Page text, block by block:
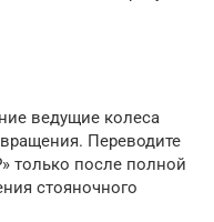
ведущие колеса
Переводите
только после полной
стояночного